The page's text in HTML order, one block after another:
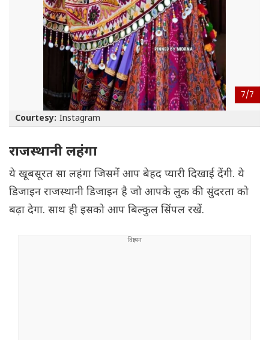
7/7
Courtesy: Instagram
राजस्थानी लहंगा
ये खूबसूरत सा लहंगा जिसमें आप बेहद प्यारी दिखाई देंगी. ये
डिजाइन राजस्थानी डिजाइन है जो आपके लुक की सुंदरता को
बढ़ा देगा. साथ ही इसको आप बिल्कुल सिंपल रखें.